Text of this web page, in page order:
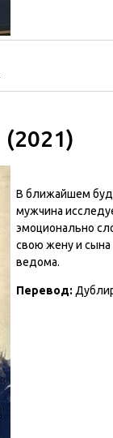
В ближайшем
мужчина
эмоционально
свою жену и сына
ведома.
Перевод: